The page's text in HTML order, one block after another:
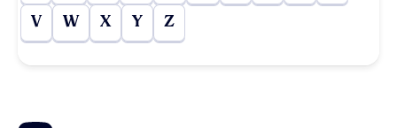
V W X Y Z